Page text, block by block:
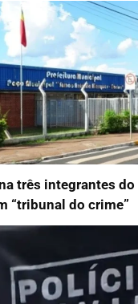
três integrantes do
“tribunal do crime”